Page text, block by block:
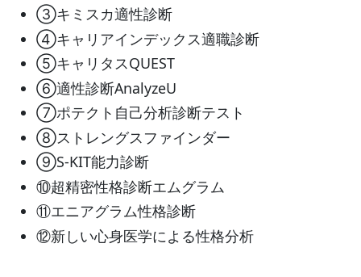
③キミスカ適性診断
④キャリアインデックス適職診断
⑤キャリタスQUEST
⑥適性診断AnalyzeU
⑦ポテクト自己分析診断テスト
⑧ストレングスファインダー
⑨S‐KIT能力診断
⑩超精密性格診断エムグラム
⑪エニアグラム性格診断
⑫新しい心身医学による性格分析